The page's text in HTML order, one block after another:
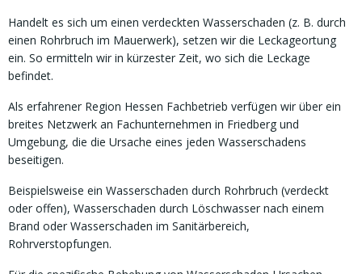
Handelt es sich um einen verdeckten Wasserschaden (z. B. durch
einen Rohrbruch im Mauerwerk), setzen wir die Leckageortung
ein. So ermitteln wir in kürzester Zeit, wo sich die Leckage
befindet.
Als erfahrener Region Hessen Fachbetrieb verfügen wir über ein
breites Netzwerk an Fachunternehmen in Friedberg und
Umgebung, die die Ursache eines jeden Wasserschadens
beseitigen.
Beispielsweise ein Wasserschaden durch Rohrbruch (verdeckt
oder offen), Wasserschaden durch Löschwasser nach einem
Brand oder Wasserschaden im Sanitärbereich,
Rohrverstopfungen.